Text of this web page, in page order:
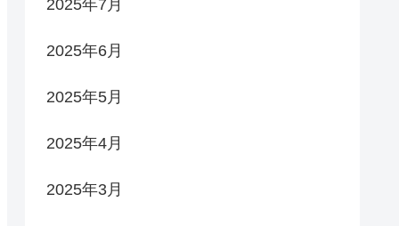
2025年7月
2025年6月
2025年5月
2025年4月
2025年3月